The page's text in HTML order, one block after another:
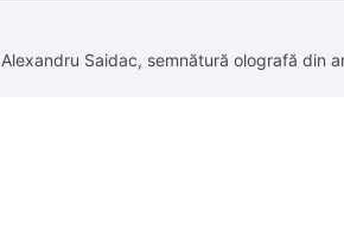
Saidac, semnătură olografă din